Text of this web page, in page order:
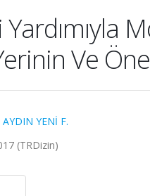
Ve
AYDIN YENİ F.
(TRDizin)